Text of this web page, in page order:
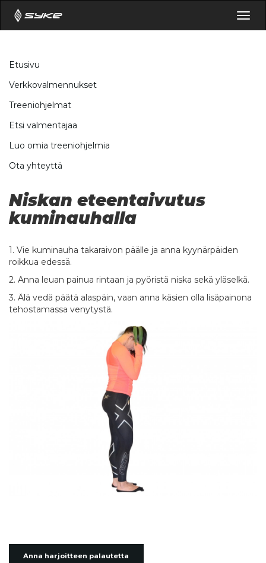
Etusivu
Verkkovalmennukset
Treeniohjelmat
Etsi valmentajaa
Luo omia treeniohjelmia
Ota yhteyttä
Niskan eteentaivutus
kuminauhalla
1. Vie kuminauha takaraivon päälle ja anna kyynärpäiden
roikkua edessä.
2. Anna leuan painua rintaan ja pyöristä niska sekä yläselkä.
3. Älä vedä päätä alaspäin, vaan anna käsien olla lisäpainona
tehostamassa venytystä.
Anna harjoitteen palautetta